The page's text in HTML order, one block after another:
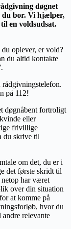
døgnet
du bor. Vi hjælper,
en voldsudsat.
oplever, er vold?
du altid kontakte
.
på 112!
døgnåbent fortroligt
eller
frivillige
du skrive til
om det, du er i
det første skridt til
har været
over din situation
at komme på
hvor du
relevante